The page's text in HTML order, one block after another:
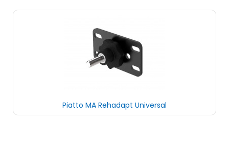
Piatto MA Rehadapt Universal